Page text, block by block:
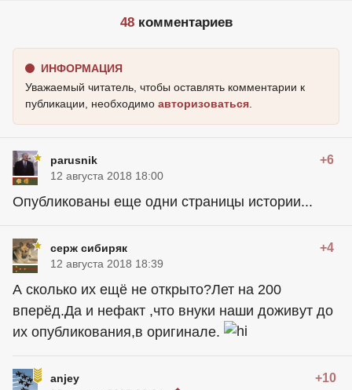
48комментариев
ИНФОРМАЦИЯ
Уважаемый читатель, чтобы оставлять комментарии к
публикации, необходимо авторизоваться
parusnik +6
12 августа 2018 18:00
Опубликованы еще одни страницы истории...
серж сибиряк +4
12 августа 2018 18:39
А сколько их ещё не открыто?Лет на 200
вперёд.Да и нефакт ,что внуки наши доживут до
их опубликования,в оригинале.
anjey +10